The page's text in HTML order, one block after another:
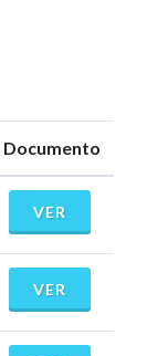
Documento
VER
VER